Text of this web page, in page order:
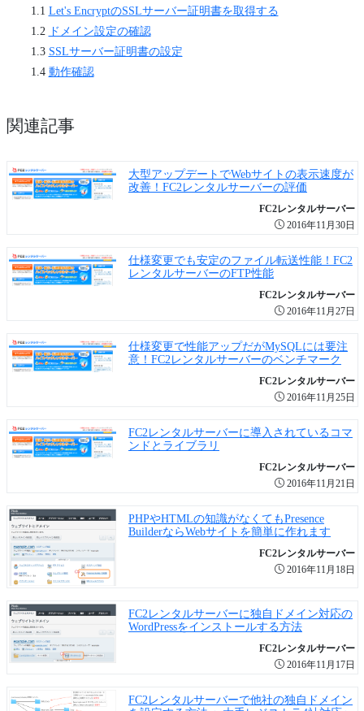
Let's EncryptのSSLサーバー証明書を取得する
ドメイン設定の確認
SSLサーバー証明書の設定
動作確認
関連記事
大型アップデートでWebサイトの表示速度が
改善！FC2レンタルサーバーの評価
FC2レンタルサーバー
2016年11月30日
仕様変更でも安定のファイル転送性能！FC2
レンタルサーバーのFTP性能
FC2レンタルサーバー
2016年11月27日
仕様変更で性能アップだがMySQLには要注
意！FC2レンタルサーバーのベンチマーク
FC2レンタルサーバー
2016年11月25日
FC2レンタルサーバーに導入されているコマ
ンドとライブラリ
FC2レンタルサーバー
2016年11月21日
PHPやHTMLの知識がなくてもPresence
BuilderならWebサイトを簡単に作れます
FC2レンタルサーバー
2016年11月18日
FC2レンタルサーバーに独自ドメイン対応の
WordPressをインストールする方法
FC2レンタルサーバー
2016年11月17日
FC2レンタルサーバーで他社の独自ドメイン